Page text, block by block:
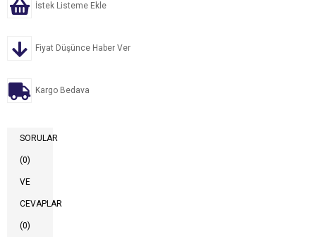
İstek Listeme Ekle
Fiyat Düşünce Haber Ver
Kargo Bedava
SORULAR
(0)
VE
CEVAPLAR
(0)